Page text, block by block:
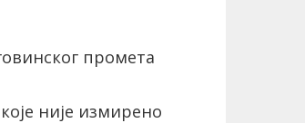
промета
није измирено